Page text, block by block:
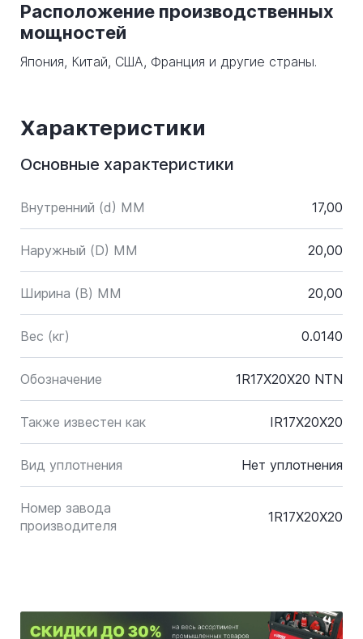
Расположение производственных
мощностей
Япония, Китай, США, Франция и другие страны.
Характеристики
Основные характеристики
Внутренний (d) ММ 17,00
Наружный (D) ММ 20,00
Ширина (B) MM 20,00
Вес (кг) 0.0140
Обозначение 1R17X20X20 NTN
Также известен как IR17X20X20
Вид уплотнения Нет уплотнения
Номер завода
производителя
1R17X20X20